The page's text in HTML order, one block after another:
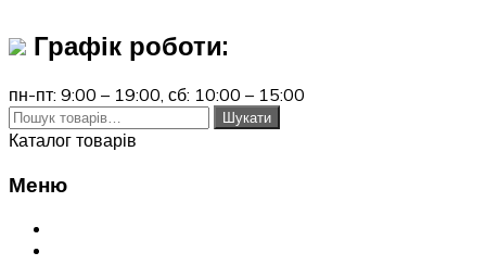
Графік роботи:
пн-пт: 9:00 – 19:00, сб: 10:00 – 15:00
Шукати:
Шукати
Каталог товарів
Меню
Переглянути